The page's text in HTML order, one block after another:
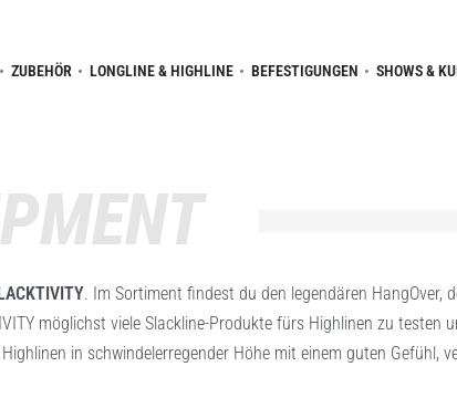
ZUBEHÖR LONGLINE & HIGHLINE BEFESTIGUNGEN SHOWS &
. Im Sortiment findest du den legendären HangOver,
möglichst viele Slackline-Produkte fürs Highlinen zu testen
in schwindelerregender Höhe mit einem guten Gefühl,